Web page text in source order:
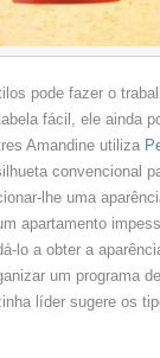
pode fazer o
fácil, ele ainda
Amandine utiliza
convencional
lhe uma
apartamento
lo a obter a
um programa
líder sugere os